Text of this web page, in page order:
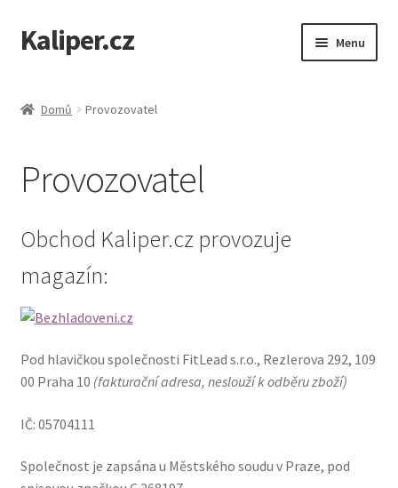
Přeskočit
na
Přejít
k
webu
Kaliper.cz Menu
Domů Provozovatel
Provozovatel
Obchod Kaliper.cz provozuje
magazín:
Pod hlavičkou společnosti FitLead s.r.o., Rezlerova 292, 109
00 Praha 10 (fakturační adresa, neslouží k odběru zboží)
IČ: 05704111
Společnost je zapsána u Městského soudu v Praze, pod